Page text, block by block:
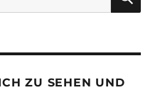
ZU SEHEN UND